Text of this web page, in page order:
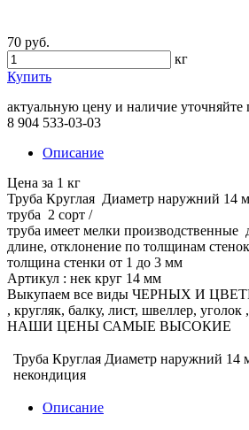
70 руб.
кг
Купить
актуальную цену и наличие уточняйте
8 904 533-03-03
Описание
Цена за 1 кг
Труба Круглая Диаметр наружний 14
труба 2 сорт /
труба имеет мелки производственные
длине, отклонение по толщинам
толщина стенки от 1 до 3 мм
Артикул : нек круг 14 мм
Выкупаем все виды ЧЕРНЫХ И
, кругляк, балку, лист, швеллер, уголок
НАШИ ЦЕНЫ САМЫЕ ВЫСОКИЕ
Труба Круглая Диаметр наружний 14
некондиция
Описание